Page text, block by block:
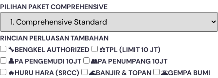
PILIHAN PAKET COMPREHENSIVE
RINCIAN PERLUASAN TAMBAHAN
🔧BENGKEL AUTHORIZED ⚖️TPL (LIMIT 10 JT)
👤PA PENGEMUDI 10JT 👥PA PENUMPANG 10JT
🔥HURU HARA (SRCC) 🌊BANJIR & TOPAN 🌋GEMPA BUMI